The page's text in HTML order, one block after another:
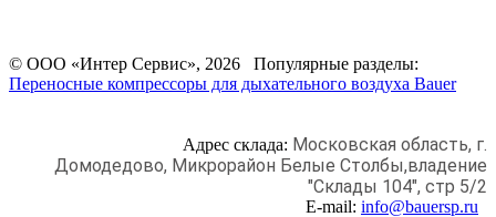
© ООО «Интер Сервис», 2026 Популярные разделы:
Переносные компрессоры для дыхательного воздуха Bauer
Адрес склада: Московская область, г.
Домодедово, Микрорайон Белые Столбы,владение
"Склады 104", стр 5/2
E-mail: info@bauersp.ru